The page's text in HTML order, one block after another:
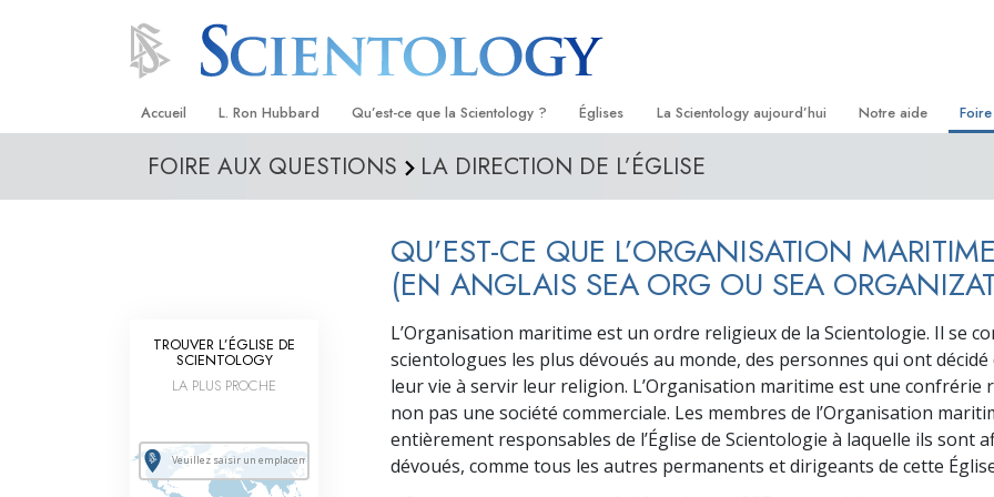
Accueil L. Ron Hubbard Qu’est-ce que la Scientology ?
Croyances et pratiques
Les scientologues et la Scientologie
Rencontrez un scientologue
À l’intérieur d’une église
Les principes de base de la
Scientologie
La Dianétique : Une introduction
Églises
Trouver une Église
Organisations avancées
Base à terre de Flag
Freewinds
Apporter la Scientologie au monde
entier
La Scientology aujourd’hui
Inaugurations
David Miscavige — Chef ecclésiastique
de la Scientology
Notre aide
Criminon
Narconon
La vérité sur la
Tous unis pour les
La Commission des
Droits de l’Homme
FOIRE AUX QUESTIONS LA DIRECTION DE L’ÉGLISE
QU’EST-CE QUE L’ORGANISATION MARITIME
(EN ANGLAIS SEA ORG OU SEA
L’Organisation maritime est un ordre religieux de la Scientologie. Il se
scientologues les plus dévoués au monde, des personnes qui ont décidé
leur vie à servir leur religion. L’Organisation maritime est une confrérie
non pas une société commerciale. Les membres de l’Organisation
entièrement responsables de l’Église de Scientologie à laquelle ils sont
dévoués, comme tous les autres permanents et dirigeants de cette
TROUVER L’ÉGLISE DE
SCIENTOLOGY
LA PLUS PROCHE